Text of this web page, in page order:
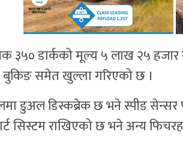
३५० डार्कको मूल्य ५ लाख २५
बुकिङ समेत खुल्ला गरिएको छ ।
डुअल डिस्कब्रेक छ भने स्पीड सेन्सर
सिस्टम राखिएको छ भने अन्य